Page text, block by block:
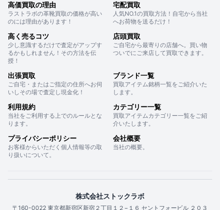
高価買取の理由
ラストラボの革靴買取の価格が高い
のには理由があります！
宅配買取
人気NO.1の買取方法！自宅から当社
へお荷物を送るだけ！
高く売るコツ
少し意識するだけで査定がアップす
るかもしれません！その方法を伝
授！
店頭買取
ご自宅から最寄りの店舗へ。買い物
ついでにご来店して買取できます。
出張買取
ご自宅・またはご指定の住所へお伺
いしその場で査定し現金化！
ブランド一覧
買取アイテム銘柄一覧をご紹介いた
します。
利用規約
当社をご利用する上でのルールとな
ります。
カテゴリー一覧
買取アイテムカテゴリー一覧をご紹
介いたします。
プライバシーポリシー
お客様からいただく個人情報等の取
り扱いについて。
会社概要
当社の概要。
株式会社ストックラボ
〒160-0022 東京都新宿区新宿２丁目１２−１６ セントフォービル ２０３